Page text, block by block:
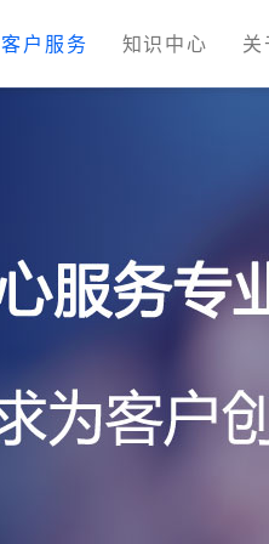
客户服务 知识中心 关